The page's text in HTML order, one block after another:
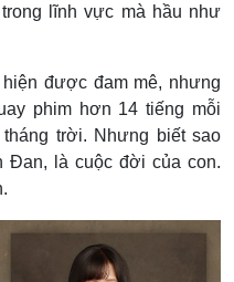
lĩnh vực mà hầu như
được đam mê, nhưng
phim hơn 14 tiếng mỗi
trời. Nhưng biết sao
là cuộc đời của con.